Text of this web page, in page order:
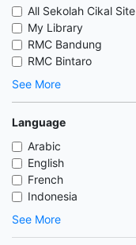
All Sekolah Cikal Site
My Library
RMC Bandung
RMC Bintaro
See More
Language
Arabic
English
French
Indonesia
See More